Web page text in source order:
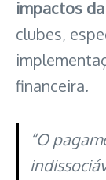
impactos
clubes,
financeira.
“O